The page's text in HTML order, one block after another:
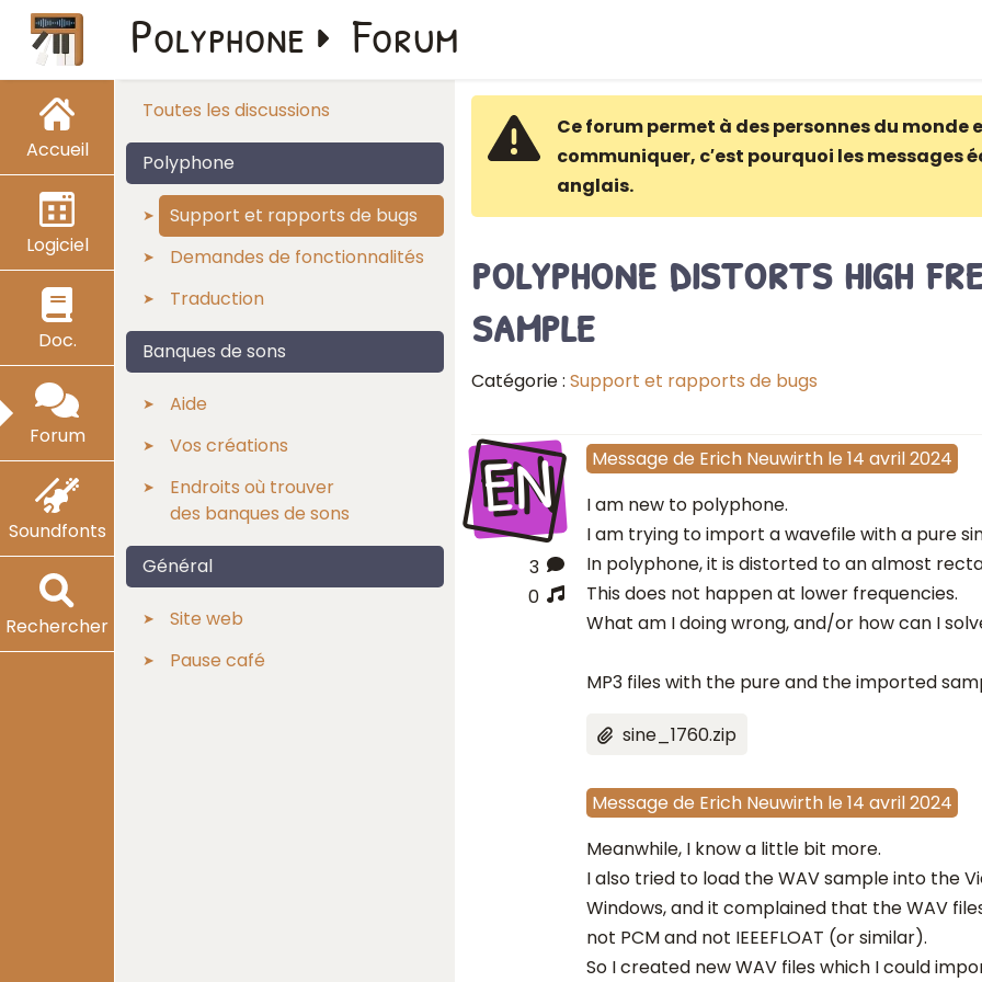
Accueil
Logiciel
Doc.
Forum
Soundfonts
Rechercher
Polyphone Forum
Toutes les discussions
Polyphone
Support et rapports de bugs
Demandes de fonctionnalités
Traduction
Banques de sons
Aide
Vos créations
Endroits où trouver
des banques de sons
Général
Site web
Pause café
Ce forum permet à des personnes du monde
communiquer, c′est pourquoi les messages
anglais.
polyphone distorts high
sample
Catégorie : Support et rapports de bugs
EN
3
0
Message de Erich Neuwirth le 14 avril 2024
I am new to polyphone.
I am trying to import a wavefile with a pure
In polyphone, it is distorted to an almost
This does not happen at lower frequencies.
What am I doing wrong, and/or how can I
MP3 files with the pure and the imported
sine_1760.zip
Message de Erich Neuwirth le 14 avril 2024
Meanwhile, I know a little bit more.
I also tried to load the WAV sample into the
Windows, and it complained that the WAV
not PCM and not IEEEFLOAT (or similar).
So I created new WAV files which I could